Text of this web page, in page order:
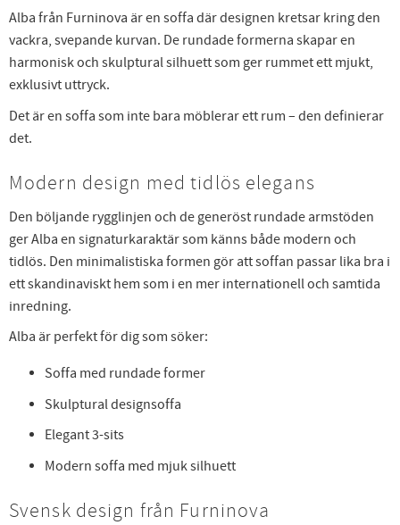
Alba från Furninova är en soffa där designen kretsar kring den
vackra, svepande kurvan. De rundade formerna skapar en
harmonisk och skulptural silhuett som ger rummet ett mjukt,
exklusivt uttryck.
Det är en soffa som inte bara möblerar ett rum – den definierar
det.
Modern design med tidlös elegans
Den böljande rygglinjen och de generöst rundade armstöden
ger Alba en signaturkaraktär som känns både modern och
tidlös. Den minimalistiska formen gör att soffan passar lika bra i
ett skandinaviskt hem som i en mer internationell och samtida
inredning.
Alba är perfekt för dig som söker:
Soffa med rundade former
Skulptural designsoffa
Elegant 3-sits
Modern soffa med mjuk silhuett
Svensk design från Furninova